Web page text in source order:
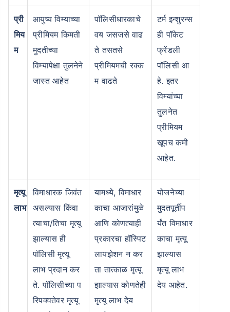
प्री
मिय
म
आयुष्य विम्याच्या
प्रीमियम किमती
मुदतीच्या
विम्यापेक्षा तुलनेने
जास्त आहेत
पॉलिसीधारकाचे
वय जसजसे वाढ
ते तसतसे
प्रीमियमची रक्क
म वाढते
टर्म इन्शुरन्स
ही पॉकेट
फ्रेंडली
पॉलिसी आ
हे. इतर
विम्यांच्या
तुलनेत
प्रीमियम
खूपच कमी
आहेत.
मृत्यू
लाभ
विमाधारक जिवंत
असल्यास किंवा
त्याचा/तिचा मृत्यू
झाल्यास ही
पॉलिसी मृत्यू
लाभ प्रदान कर
ते. पॉलिसीच्या प
रिपक्वतेवर मृत्यू
यामध्ये, विमाधार
काचा आजारांमुळे
आणि कोणत्याही
प्रकारचा हॉस्पिट
लायझेशन न कर
ता तात्काळ मृत्यू
झाल्यास कोणतेही
मृत्यू लाभ देय
योजनेच्या
मुदतपूर्तीप
र्यंत विमाधार
काचा मृत्यू
झाल्यास
मृत्यू लाभ
देय आहेत.
₹ 1,376/महिना*
तुमच्या कुटुंबाची सुरक्षा फक्त एक पाऊल दूर आह
*₹434 प्रति महिना, 1 कोटीच्या टर्म लाइफ विम्यासाठी सुरुवातीची किंमत आहे — धूम्रपान न करणाऱ्या, कोणतेही पूर्व-विद्यमान
आजार नसलेल्या व्यक्तीसाठी, 36 वर्षे वयापर्यंत कव्हर। *₹630 प्रति महिना, 1 कोटीच्या टर्म लाइफ विम्यासाठी सुरुवातीची किंमत
आहे — धूम्रपान न करणाऱ्या, कोणतेही पूर्व-विद्यमान आजार नसलेल्या व्यक्तीसाठी, 46 वर्षे वयापर्यंत कव्हर। *₹1,376 प्रति
महिना, 1 कोटीच्या टर्म लाइफ विम्यासाठी सुरुवातीची किंमत आहे — धूम्रपान न करणाऱ्या, कोणतेही पूर्व-विद्यमान आजार नसलेल्या